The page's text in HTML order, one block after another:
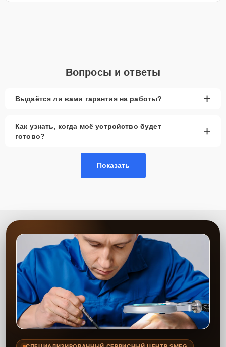
активное использование устройства дольше
запчастей.
рассмотреть вариант с использованием
качественного аналога брендовой детали.
высококачественные запчасти, будь это 100% оригинал, или
надежные аналоги проверенных и зарекомендовавших себя
Позвонить по телефону горячей линии или
запросить обратный звонок через Форму заявки
для быстрого уточнения деталей.
Привезти устройство в ближайший центр или
передать аппарат курьеру службы доставки,
дождаться результатов диагностики и принять
решение.
Дождаться оповещения о готовности и забрать
устройство самостоятельно или воспользоваться
курьерской доставкой.
Вопросы и ответы
Выдаётся ли вами гарантия на работы? +
Как узнать, когда моё устройство будет
готово?
+
Показать